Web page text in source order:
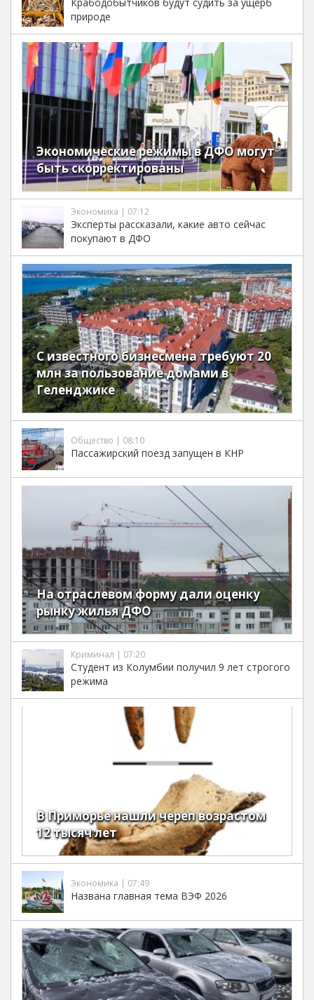
природе
Экономические режимы в ДФО могут
быть скорректированы
Экономика | 07:12
Эксперты рассказали, какие авто сейчас
покупают в ДФО
С известного бизнесмена требуют 20
млн за пользование домами в
Геленджике
Общество | 08:10
Пассажирский поезд запущен в КНР
На отраслевом форму дали оценку
рынку жилья ДФО
Криминал | 07:20
Студент из Колумбии получил 9 лет строгого
режима
В Приморье нашли череп возрастом
12 тысяч лет
Экономика | 07:49
Названа главная тема ВЭФ 2026